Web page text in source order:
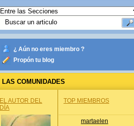
¿ Aún no eres miembro ?
Propón tu blog
LAS COMUNIDADES
EL AUTOR DEL
DÍA
TOP MIEMBROS
martaelen